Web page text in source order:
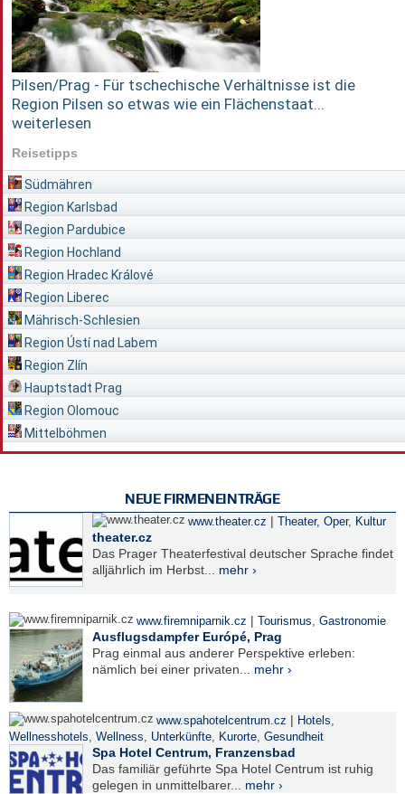
Pilsen/Prag - Für tschechische Verhältnisse ist die
Region Pilsen so etwas wie ein Flächenstaat...
weiterlesen
Reisetipps
Südmähren
Region Karlsbad
Region Pardubice
Region Hochland
Region Hradec Králové
Region Liberec
Mährisch-Schlesien
Region Ústí nad Labem
Region Zlín
Hauptstadt Prag
Region Olomouc
Mittelböhmen
NEUE FIRMENEINTRÄGE
www.theater.cz | Theater, Oper, Kultur
theater.cz
Das Prager Theaterfestival deutscher Sprache findet
alljährlich im Herbst... mehr ›
www.firemniparnik.cz | Tourismus, Gastronomie
Ausflugsdampfer Európé, Prag
Prag einmal aus anderer Perspektive erleben:
nämlich bei einer privaten... mehr ›
www.spahotelcentrum.cz | Hotels,
Wellnesshotels, Wellness, Unterkünfte, Kurorte, Gesundheit
Spa Hotel Centrum, Franzensbad
Das familiär geführte Spa Hotel Centrum ist ruhig
gelegen in unmittelbarer... mehr ›